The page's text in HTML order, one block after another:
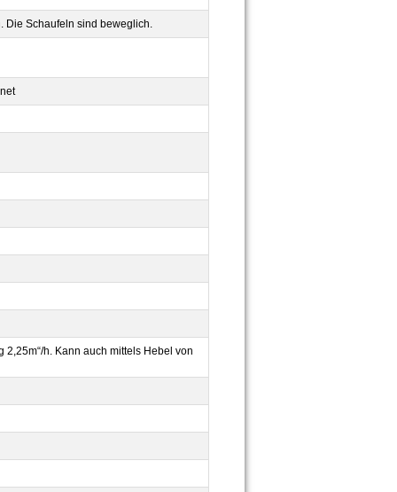
Die Schaufeln sind beweglich.
h. Kann auch mittels Hebel von